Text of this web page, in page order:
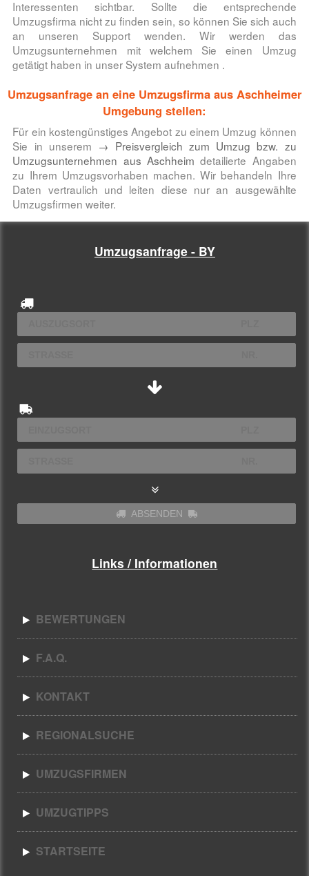
Interessenten sichtbar. Sollte die entsprechende
Umzugsfirma nicht zu finden sein, so können Sie sich auch
an unseren Support wenden. Wir werden das
Umzugsunternehmen mit welchem Sie einen Umzug
getätigt haben in unser System aufnehmen .
Umzugsanfrage an eine Umzugsfirma aus Aschheimer
Umgebung stellen:
Für ein kostengünstiges Angebot zu einem Umzug können
Sie in unserem → Preisvergleich zum Umzug bzw. zu
Umzugsunternehmen aus Aschheimdetailierte Angaben
zu Ihrem Umzugsvorhaben machen. Wir behandeln Ihre
Daten vertraulich und leiten diese nur an ausgewählte
Umzugsfirmen weiter.
Umzugsanfrage - BY
ABSENDEN
Links / Informationen
BEWERTUNGEN
F.A.Q.
KONTAKT
REGIONALSUCHE
UMZUGSFIRMEN
UMZUGTIPPS
STARTSEITE